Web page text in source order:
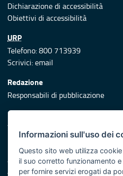
Dichiarazione di accessibilità
Obiettivi di accessibilità
URP
Telefono: 800 713939
Scrivici:email
Redazione
Responsabili di pubblicazione
Protezione civile
Vai al sito di Protezione Civile Puglia
Iniziativa finanziata con risorse
Asse XI
Informazioni sull'uso dei
Questo sito web utilizza
il suo corretto funzionamento
per fornire servizi erogati da